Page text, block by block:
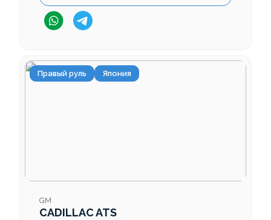
Правый руль Япония
GM
CADILLAC ATS